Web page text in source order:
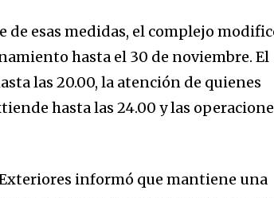
de esas medidas, el complejo
hasta el 30 de noviembre. El
las 20.00, la atención de quienes
hasta las 24.00 y las
informó que mantiene una